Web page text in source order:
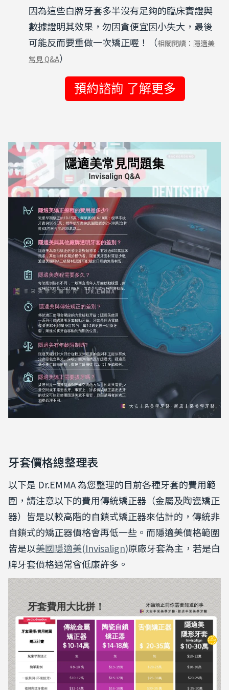
因為這些白牌牙套多半沒有足夠的臨床實證與
數據證明其效果，勿因貪便宜因小失大，最後
可能反而要重做一次矯正喔！（相關閱讀： 隱適美
常見 Q&A）
預約諮詢 了解更多
牙套價格總整理表
以下是 Dr.EMMA 為您整理的目前各種牙套的費用範
圍，請注意以下的費用傳統矯正器（金屬及陶瓷矯正
器）皆是以較高階的自鎖式矯正器來估計的，傳統非
自鎖式的矯正器價格會再低一些。而隱適美價格範圍
皆是以美國隱適美(Invisalign)原廠牙套為主，若是白
牌牙套價格通常會低廉許多。